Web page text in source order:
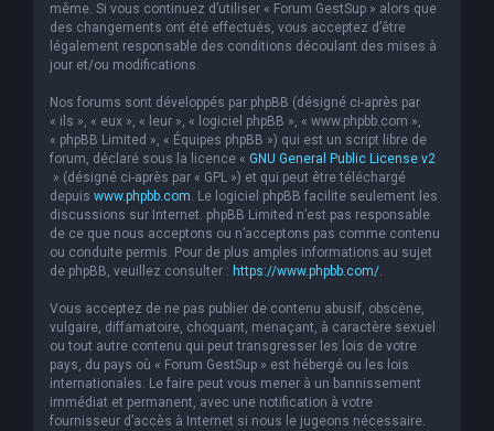
même. Si vous continuez d’utiliser « Forum GestSup » alors que
des changements ont été effectués, vous acceptez d’être
légalement responsable des conditions découlant des mises à
jour et/ou modifications.
Nos forums sont développés par phpBB (désigné ci-après par
« ils », « eux », « leur », « logiciel phpBB », « www.phpbb.com »,
« phpBB Limited », « Équipes phpBB ») qui est un script libre de
forum, déclaré sous la licence « GNU General Public License v2
» (désigné ci-après par « GPL ») et qui peut être téléchargé
depuis www.phpbb.com. Le logiciel phpBB facilite seulement les
discussions sur Internet. phpBB Limited n’est pas responsable
de ce que nous acceptons ou n’acceptons pas comme contenu
ou conduite permis. Pour de plus amples informations au sujet
de phpBB, veuillez consulter : https://www.phpbb.com/.
Vous acceptez de ne pas publier de contenu abusif, obscène,
vulgaire, diffamatoire, choquant, menaçant, à caractère sexuel
ou tout autre contenu qui peut transgresser les lois de votre
pays, du pays où « Forum GestSup » est hébergé ou les lois
internationales. Le faire peut vous mener à un bannissement
immédiat et permanent, avec une notification à votre
fournisseur d’accès à Internet si nous le jugeons nécessaire.